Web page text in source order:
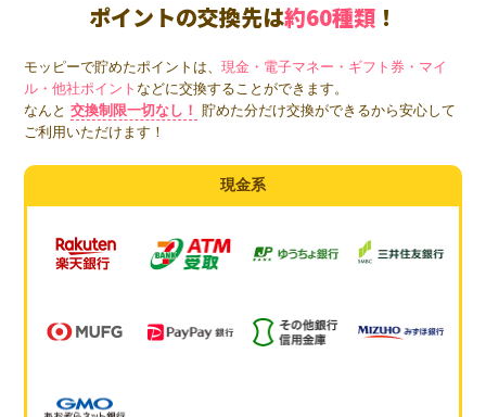
ポイントの交換先は約60種類 ！
モッピーで貯めたポイントは、現金・電子マネー・ギフト券・マイ
ル・他社ポイントなどに交換することができます。
なんと 交換制限一切なし！
貯めた分だけ交換ができるから安心して
ご利用いただけます！
現金系